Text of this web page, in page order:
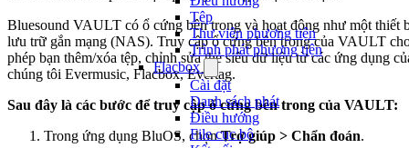
Tệp
Thư viện phương tiện
Trình phát phương tiện
Flacbox
Cài đặt
Danh sách phát
Điều hướng
File cục bộ
Bluesound VAULT có ổ cứng bên trong và hoạt động như một thiết
lưu trữ gắn mạng (NAS). Truy cập ổ cứng bên trong của VAULT
phép bạn thêm/xóa tệp, chỉnh sửa thẻ siêu dữ liệu từ các ứng dụng
chúng tôi Evermusic, Flacbox, Evertag.
Sau đây là các bước để truy cập ổ cứng bên trong của VAULT:
Trong ứng dụng BluOS, chọnTrợ giúp > Chẩn đoán.